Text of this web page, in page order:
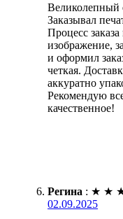
Великолепный
Заказывал
Процесс
изображение,
и оформил
четкая.
аккуратно
Рекомендую
качественное!
Регина : ★ ★
02.09.2025